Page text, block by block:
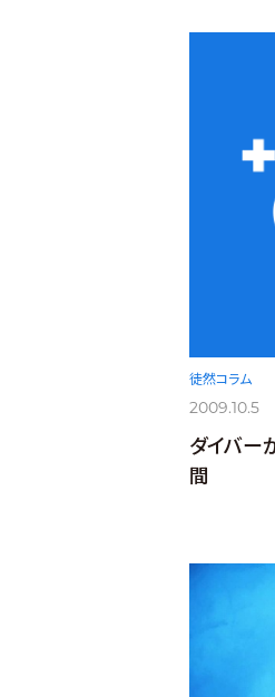
徒然コラム
2009.10.5
ダイバー
間